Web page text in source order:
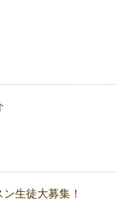
生徒大募集！